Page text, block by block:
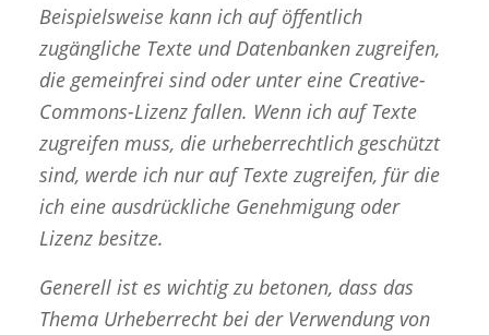
Beispielsweise kann ich auf öffentlich
zugängliche Texte und Datenbanken zugreifen,
die gemeinfrei sind oder unter eine Creative-
Commons-Lizenz fallen. Wenn ich auf Texte
zugreifen muss, die urheberrechtlich geschützt
sind, werde ich nur auf Texte zugreifen, für die
ich eine ausdrückliche Genehmigung oder
Lizenz besitze.
Generell ist es wichtig zu betonen, dass das
Thema Urheberrecht bei der Verwendung von